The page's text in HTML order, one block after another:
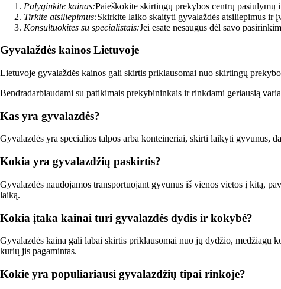
Palyginkite kainas:Paieškokite skirtingų prekybos centrų pasiūlymų
Tirkite atsiliepimus:Skirkite laiko skaityti gyvalaždės atsiliepimus ir
Konsultuokites su specialistais:Jei esate nesaugūs dėl savo
Gyvalaždės kainos Lietuvoje
Lietuvoje gyvalaždės kainos gali skirtis priklausomai nuo skirtingų
Bendradarbiaudami su patikimais prekybininkais ir rinkdami geriausią
Kas yra gyvalazdės?
Gyvalazdės yra specialios talpos arba konteineriai, skirti laikyti gyvūnus,
Kokia yra gyvalazdžių paskirtis?
Gyvalazdės naudojamos transportuojant gyvūnus iš vienos vietos į kitą,
laiką.
Kokia įtaka kainai turi gyvalazdės dydis ir kokybė?
Gyvalazdės kaina gali labai skirtis priklausomai nuo jų dydžio, medžiagų
kurių jis pagamintas.
Kokie yra populiariausi gyvalazdžių tipai rinkoje?